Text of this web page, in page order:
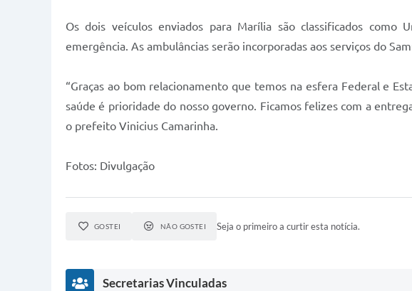
Os dois veículos enviados para Marília são classificados como
emergência. As ambulâncias serão incorporadas aos serviços do
“Graças ao bom relacionamento que temos na esfera Federal e
saúde é prioridade do nosso governo. Ficamos felizes com a
o prefeito Vinicius Camarinha.
Fotos: Divulgação
GOSTEI NÃO GOSTEI Seja o primeiro a curtir esta notícia.
Secretarias Vinculadas